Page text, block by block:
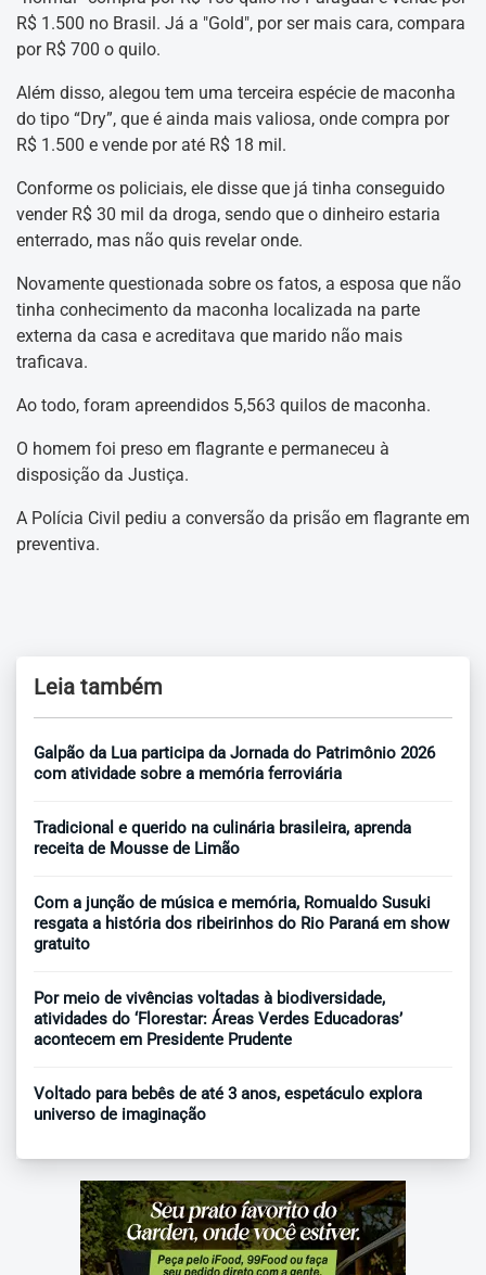
R$ 1.500 no Brasil. Já a "Gold", por ser mais cara, compara
por R$ 700 o quilo.
Além disso, alegou tem uma terceira espécie de maconha
do tipo “Dry”, que é ainda mais valiosa, onde compra por
R$ 1.500 e vende por até R$ 18 mil.
Conforme os policiais, ele disse que já tinha conseguido
vender R$ 30 mil da droga, sendo que o dinheiro estaria
enterrado, mas não quis revelar onde.
Novamente questionada sobre os fatos, a esposa que não
tinha conhecimento da maconha localizada na parte
externa da casa e acreditava que marido não mais
traficava.
Ao todo, foram apreendidos 5,563 quilos de maconha.
O homem foi preso em flagrante e permaneceu à
disposição da Justiça.
A Polícia Civil pediu a conversão da prisão em flagrante em
preventiva.
Leia também
Galpão da Lua participa da Jornada do Patrimônio 2026
com atividade sobre a memória ferroviária
Tradicional e querido na culinária brasileira, aprenda
receita de Mousse de Limão
Com a junção de música e memória, Romualdo Susuki
resgata a história dos ribeirinhos do Rio Paraná em show
gratuito
Por meio de vivências voltadas à biodiversidade,
atividades do ‘Florestar: Áreas Verdes Educadoras’
acontecem em Presidente Prudente
Voltado para bebês de até 3 anos, espetáculo explora
universo de imaginação